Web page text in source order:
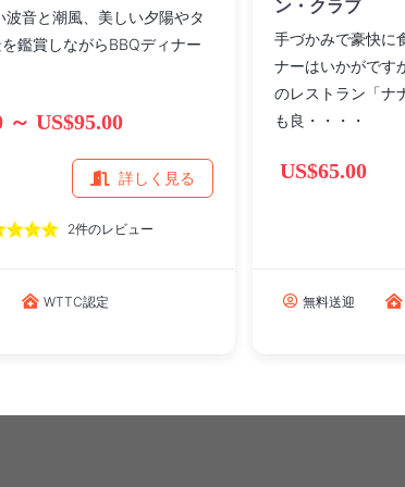
波音と潮風、美しい夕陽やタ
鑑賞しながらBBQディナー
～ US$95.00
詳しく見る
2件のレビュー
WTTC認定
ン・クラブ
手づかみで豪快に
ナーはいかがです
のレストラン「ナ
も良・・・・
US$65.00
無料送迎